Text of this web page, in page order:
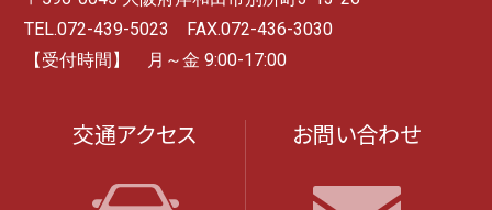
TEL.072-439-5023 FAX.072-436-3030
【受付時間】 月～金 9:00-17:00
交通アクセス お問い合わせ